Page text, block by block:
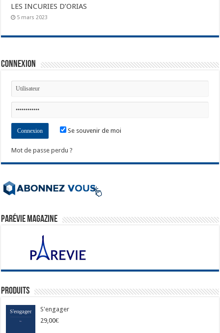
LES INCURIES D’ORIAS
5 mars 2023
Connexion
Se souvenir de moi
Mot de passe perdu ?
ParéVie Magazine
Produits
S'engager
29,00€